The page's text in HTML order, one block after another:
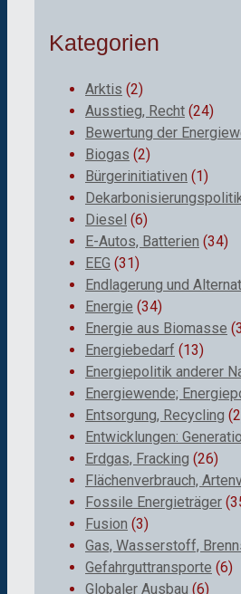
Kategorien
Arktis (2)
Ausstieg, Recht (24)
Bewertung der
Biogas (2)
Bürgerinitiativen (1)
Diesel (6)
E-Autos, Batterien (34)
EEG (31)
Endlagerung und
Energie (34)
Energie aus Biomasse
Energiebedarf (13)
Energiepolitik anderer
Energiewende;
Entsorgung, Recycling
Entwicklungen:
Erdgas, Fracking (26)
Flächenverbrauch,
Fossile Energieträger
Fusion (3)
Gas, Wasserstoff,
Gefahrguttransporte (6)
Globaler Ausbau (6)